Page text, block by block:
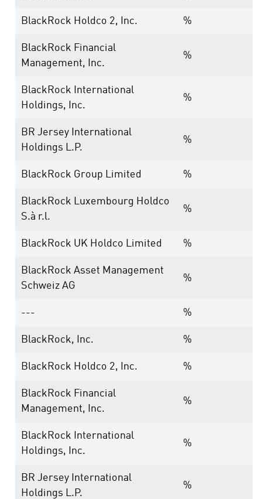
BlackRock Holdco 2, Inc. %
BlackRock Financial
Management, Inc.
%
BlackRock International
Holdings, Inc.
%
BR Jersey International
Holdings L.P.
%
BlackRock Group Limited %
BlackRock Luxembourg Holdco
S.à r.l.
%
BlackRock UK Holdco Limited %
BlackRock Asset Management
Schweiz AG
%
--- %
BlackRock, Inc. %
BlackRock Holdco 2, Inc. %
BlackRock Financial
Management, Inc.
%
BlackRock International
Holdings, Inc.
%
BR Jersey International
Holdings L.P.
%